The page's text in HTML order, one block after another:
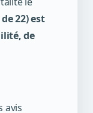
22) est
de
avis